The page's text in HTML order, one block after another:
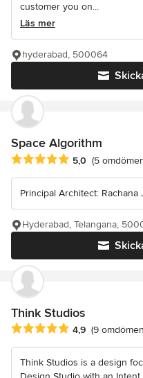
customer you on...
Läs mer
hyderabad, 500064
Space Algorithm
Genomsnittligt omdöme: 5
5,0 (5
Principal Architect: Rachana
Hyderabad, Telangana,
Think Studios
Genomsnittligt omdöme:
4,9 (9
Think Studios is a design